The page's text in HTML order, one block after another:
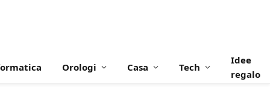
Orologi Casa Tech
Idee
regalo